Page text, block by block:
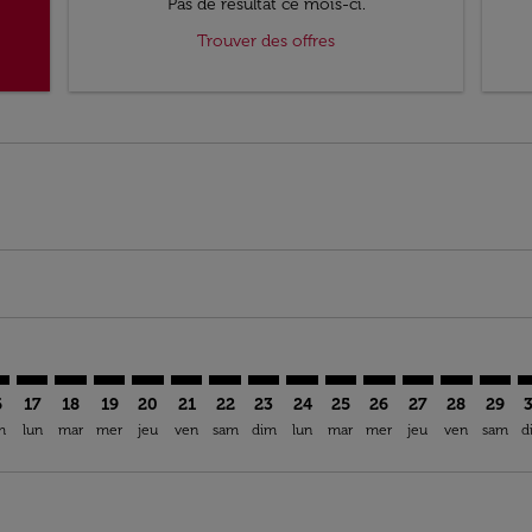
Pas de résultat ce mois-ci.
Trouver des offres
17
lun
18
mar
COO–GIG: cmp-view-offers-disclaimer. Trouver
19
mer
COO–GIG: cmp-view-offers-disclaimer.
20
jeu
COO–GIG: cmp-view-offers-disclaimer.
21
ven
COO–GIG: cmp-view-offers-
22
sam
COO–GIG: cmp-view-offers-
23
dim
COO–GIG: cmp-view-
24
lun
COO–GIG: cmp-view-
25
mar
COO–GIG: cmp-
26
mer
COO–GIG:
27
jeu
28
ven
29
sam